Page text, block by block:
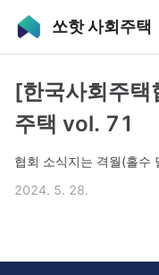
쏘핫 사회주택
[한국사회주택
주택 vol. 71
협회 소식지는 격월(홀수
2024. 5. 28.